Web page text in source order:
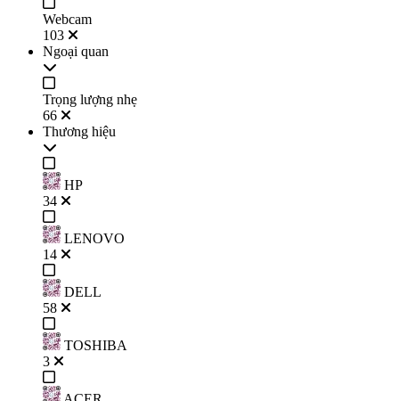
Webcam
103
Ngoại quan
Trọng lượng nhẹ
66
Thương hiệu
HP
34
LENOVO
14
DELL
58
TOSHIBA
3